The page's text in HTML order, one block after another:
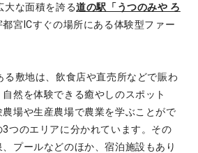
大な面積を誇る道の駅「うつのみや ろ
都宮ICすぐの場所にある体験型ファー
る敷地は、飲食店や直売所などで賑わ
然を体験できる癒やしのスポット
農場や生産農場で農業を学ぶことがで
つのエリアに分かれています。その
プールなどのほか、宿泊施設もあり